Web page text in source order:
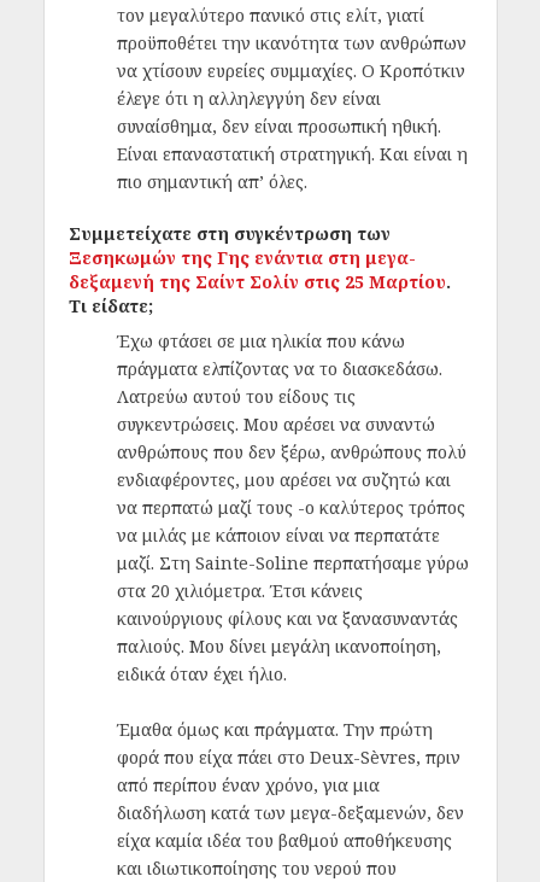
τον μεγαλύτερο πανικό στις ελίτ, γιατί
προϋποθέτει την ικανότητα των ανθρώπων
να χτίσουν ευρείες συμμαχίες. Ο Κροπότκιν
έλεγε ότι η αλληλεγγύη δεν είναι
συναίσθημα, δεν είναι προσωπική ηθική.
Είναι επαναστατική στρατηγική. Και είναι η
πιο σημαντική απ’ όλες.
Συμμετείχατε στη συγκέντρωση των
Ξεσηκωμών της Γης ενάντια στη μεγα-
δεξαμενή της Σαίντ Σολίν στις 25 Μαρτίου.
Τι είδατε;
Έχω φτάσει σε μια ηλικία που κάνω
πράγματα ελπίζοντας να το διασκεδάσω.
Λατρεύω αυτού του είδους τις
συγκεντρώσεις. Μου αρέσει να συναντώ
ανθρώπους που δεν ξέρω, ανθρώπους πολύ
ενδιαφέροντες, μου αρέσει να συζητώ και
να περπατώ μαζί τους -ο καλύτερος τρόπος
να μιλάς με κάποιον είναι να περπατάτε
μαζί. Στη Sainte-Soline περπατήσαμε γύρω
στα 20 χιλιόμετρα. Έτσι κάνεις
καινούργιους φίλους και να ξανασυναντάς
παλιούς. Μου δίνει μεγάλη ικανοποίηση,
ειδικά όταν έχει ήλιο.
Έμαθα όμως και πράγματα. Την πρώτη
φορά που είχα πάει στο Deux-Sèvres, πριν
από περίπου έναν χρόνο, για μια
διαδήλωση κατά των μεγα-δεξαμενών, δεν
είχα καμία ιδέα του βαθμού αποθήκευσης
και ιδιωτικοποίησης του νερού που